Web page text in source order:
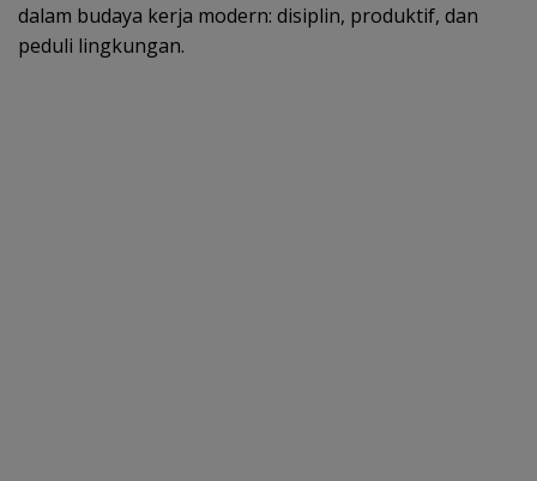
dalam budaya kerja modern: disiplin, produktif, dan
peduli lingkungan.